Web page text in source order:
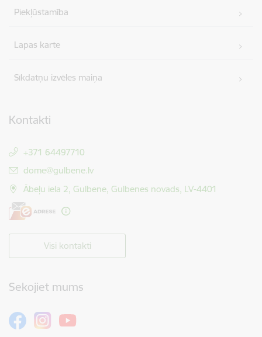
Piekļūstamība
Lapas karte
Sīkdatņu izvēles maiņa
Kontakti
+371 64497710
E-pasts:
dome@gulbene.lv
Ābeļu iela 2, Gulbene, Gulbenes novads, LV-4401
Visi kontakti
Sekojiet mums